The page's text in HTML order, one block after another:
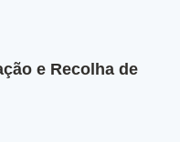
e Recolha de